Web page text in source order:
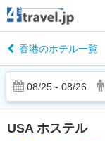
香港のホテル一覧
08/25 - 08/26
USA ホステル